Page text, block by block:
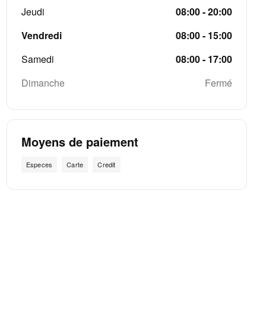
Jeudi
08:00 - 20:00
Vendredi
08:00 - 15:00
Samedi
08:00 - 17:00
Dimanche
Fermé
Moyens de paiement
Especes Carte Credit